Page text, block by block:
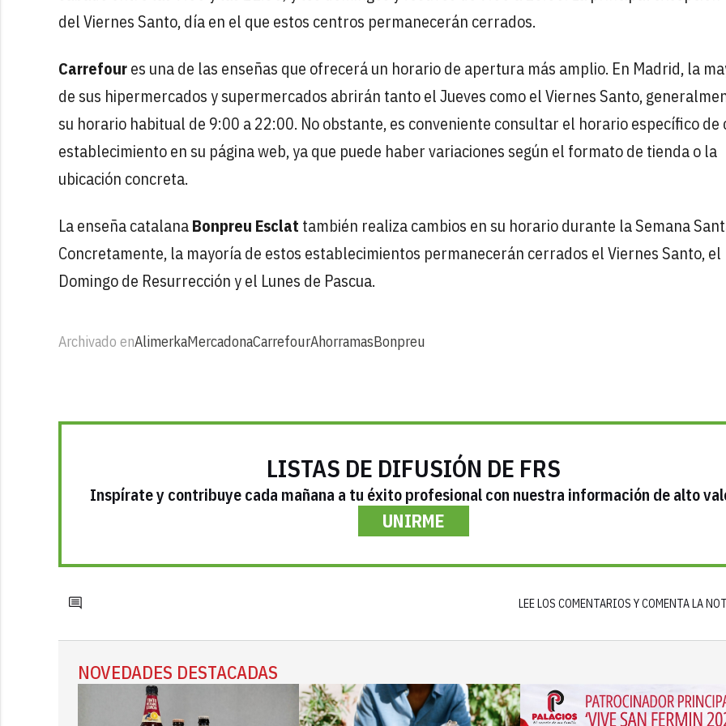
del Viernes Santo, día en el que estos centros permanecerán cerrados.
Carrefoures una de las enseñas que ofrecerá un horario de apertura más amplio. En Madrid, la
de sus hipermercados y supermercados abrirán tanto el Jueves como el Viernes Santo,
su horario habitual de 9:00 a 22:00. No obstante, es conveniente consultar el horario específico de
establecimiento en su página web, ya que puede haber variaciones según el formato de tienda o la
ubicación concreta.
La enseña catalanaBonpreu Esclat también realiza cambios en su horario durante la Semana
Concretamente, la mayoría de estos establecimientos permanecerán cerrados el Viernes Santo, el
Domingo de Resurrección y el Lunes de Pascua.
Archivado enAlimerkaMercadonaCarrefourAhorramasBonpreu
LISTAS DE DIFUSIÓN DE FRS
Inspírate y contribuye cada mañana a tu éxito profesional con nuestra información de alto
UNIRME
LEE LOS COMENTARIOS Y COMENTA LA
NOVEDADES DESTACADAS